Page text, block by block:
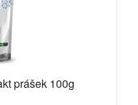
prášek 100g